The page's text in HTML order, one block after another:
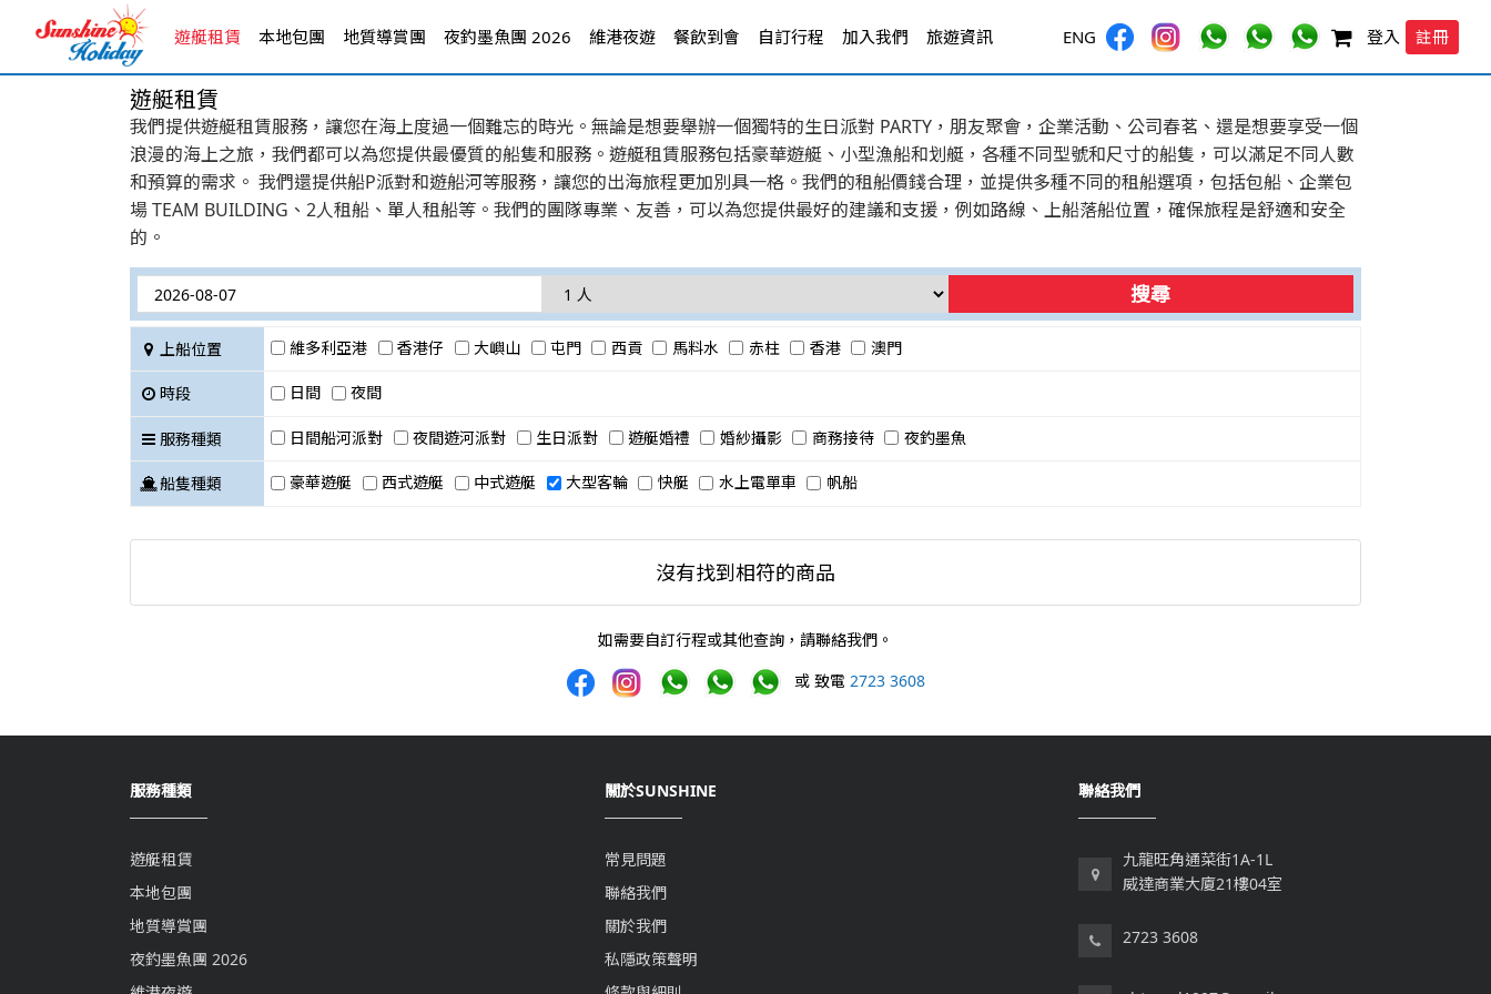
遊艇租賃 本地包團 地質導賞團 夜釣墨魚團 2026 維港夜遊 餐飲到會 自訂行程 加入我們 旅遊資訊 ENG 登入 註冊
遊艇租賃
我們提供遊艇租賃服務，讓您在海上度過一個難忘的時光。無論是想要舉辦一個獨特的生日派對 PARTY，朋友聚會，企業活動、公司春茗、還是想要享受一個
浪漫的海上之旅，我們都可以為您提供最優質的船隻和服務。遊艇租賃服務包括豪華遊艇、小型漁船和划艇，各種不同型號和尺寸的船隻，可以滿足不同人數
和預算的需求。 我們還提供船P派對和遊船河等服務，讓您的出海旅程更加別具一格。我們的租船價錢合理，並提供多種不同的租船選項，包括包船、企業包
場 TEAM BUILDING、2人租船、單人租船等。我們的團隊專業、友善，可以為您提供最好的建議和支援，例如路線、上船落船位置，確保旅程是舒適和安全
的。
搜尋
上船位置 維多利亞港 香港仔 大嶼山 屯門 西貢 馬料水 赤柱 香港 澳門
時段 日間 夜間
服務種類 日間船河派對 夜間遊河派對 生日派對 遊艇婚禮 婚紗攝影 商務接待 夜釣墨魚
船隻種類 豪華遊艇 西式遊艇 中式遊艇 大型客輪 快艇 水上電單車 帆船
沒有找到相符的商品
如需要自訂行程或其他查詢，請聯絡我們。
或 致電 2723 3608
服務種類
遊艇租賃
本地包團
地質導賞團
夜釣墨魚團 2026
關於SUNSHINE
常見問題
聯絡我們
關於我們
私隱政策聲明
聯絡我們
九龍旺角通菜街1A-1L
威達商業大廈21樓04室
2723 3608